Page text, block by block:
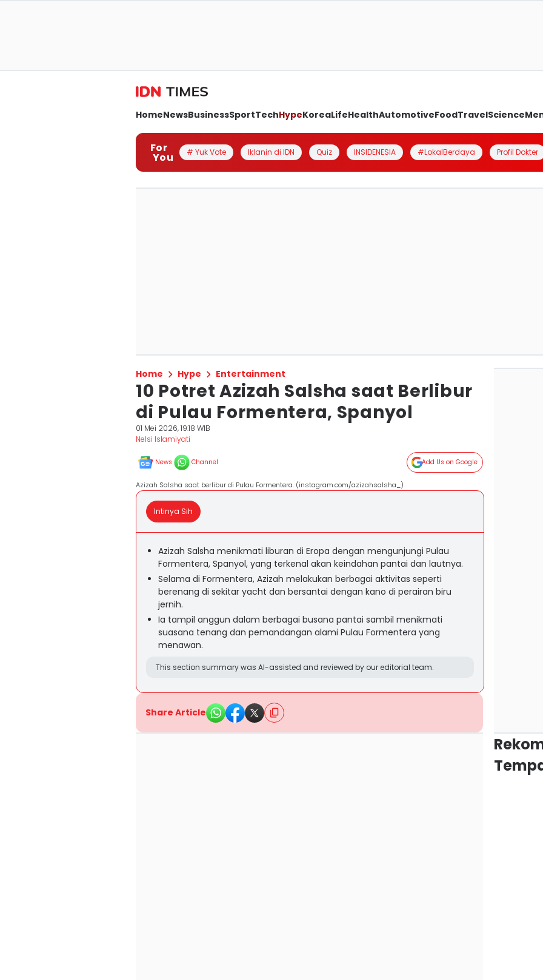
HomeNewsBusinessSportTechHypeKoreaLifeHealthAutomotiveFoodTravelScience
For
You # Yuk Vote Iklanin di IDN Quiz INSIDENESIA #LokalBerdaya Profil Dokter
Home Hype Entertainment
10 Potret Azizah Salsha saat Berlibur
di Pulau Formentera, Spanyol
01 Mei 2026, 19:18 WIB
Nelsi Islamiyati
News Channel Add Us on Google
Azizah Salsha saat berlibur di Pulau Formentera. (instagram.com/azizahsalsha_)
Intinya Sih
Azizah Salsha menikmati liburan di Eropa dengan mengunjungi Pulau
Formentera, Spanyol, yang terkenal akan keindahan pantai dan lautnya.
Selama di Formentera, Azizah melakukan berbagai aktivitas seperti
berenang di sekitar yacht dan bersantai dengan kano di perairan biru
jernih.
Ia tampil anggun dalam berbagai busana pantai sambil menikmati
suasana tenang dan pemandangan alami Pulau Formentera yang
menawan.
This section summary was AI-assisted and reviewed by our editorial team.
Share Article